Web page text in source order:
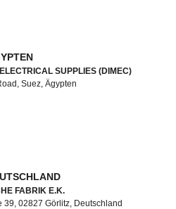
SUPPLIES (DIMEC)
Suez, Ägypten
FABRIK E.K.
02827 Görlitz, Deutschland